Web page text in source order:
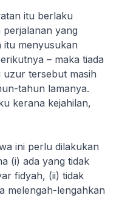
itu berlaku
yang
itu menyusukan
– maka tiada
uzur tersebut masih
tahun lamanya.
kerana kejahilan,
ini perlu dilakukan
(i) ada yang tidak
fidyah, (ii) tidak
melengah-lengahkan